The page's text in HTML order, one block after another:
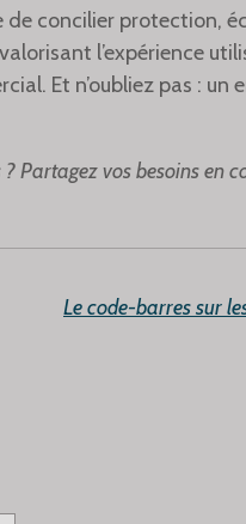
concilier protection,
l’expérience
Et n’oubliez pas : un
Partagez vos besoins en